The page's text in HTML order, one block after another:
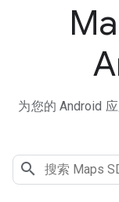
为您的 Android